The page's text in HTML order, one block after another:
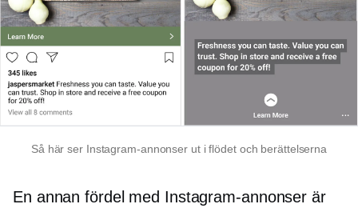
Så här ser Instagram-annonser ut i flödet och berättelserna
En annan fördel med Instagram-annonser är